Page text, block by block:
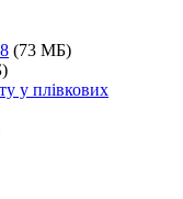
(73 МБ)
у плівкових